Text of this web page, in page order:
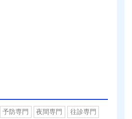
予防専門 夜間専門 往診専門